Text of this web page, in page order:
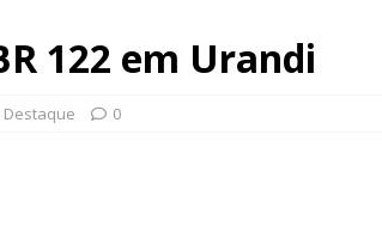
122 em Urandi
Destaque 0